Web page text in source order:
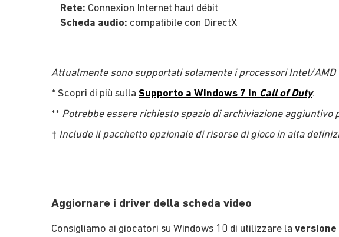
Rete: Connexion Internet haut débit
Scheda audio: compatibile con DirectX
Attualmente sono supportati solamente i processori Intel/AMD
* Scopri di più sulla Supporto a Windows 7 in Call of Duty.
** Potrebbe essere richiesto spazio di archiviazione
† Include il pacchetto opzionale di risorse di gioco in alta
Aggiornare i driver della scheda video
Consigliamo ai giocatori su Windows 10 di utilizzare la versione